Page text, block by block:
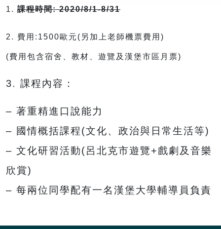
1. 課程時間: 2020/8/1-8/31
2. 費用:1500歐元(另加上老師機票費用)
(費用包含宿舍、教材、遊覽及漢堡市區月票)
3. 課程內容：
– 著重精進口說能力
– 國情概括課程(文化、政治與日常生活等)
– 文化研習活動(呂北克市遊覽+戲劇及音樂
欣賞)
– 每兩位同學配有一名漢堡大學輔導員負責